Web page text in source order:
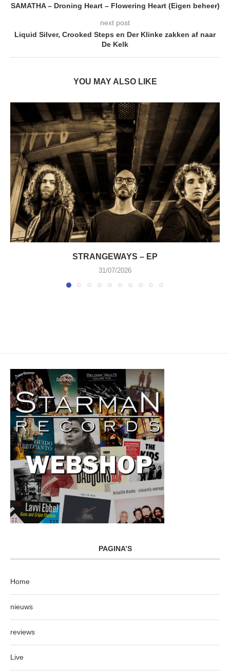
SAMATHA – Droning Heart – Flowering Heart (Eigen beheer)
next post
Liquid Silver, Crooked Steps en Der Klinke zakken af naar
De Kelk
YOU MAY ALSO LIKE
STRANGEWAYS – EP
31/07/2026
PAGINA’S
Home
nieuws
reviews
Live